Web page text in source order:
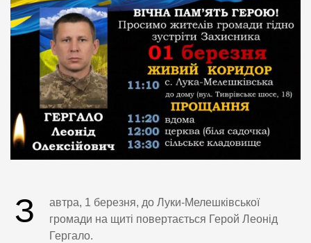
З
автра, 1 березня, до Луки-Мелешківської
громади на щиті повертається Герой Леонід
Гергало.